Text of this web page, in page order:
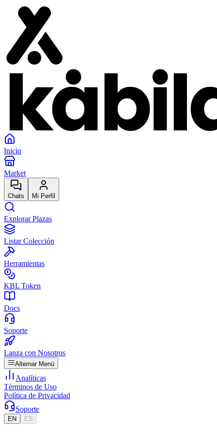
Inicio
Market
Chats Mi Perfil
Explorar Plazas
Listar Colección
Herramientas
KBL Token
Docs
Soporte
Lanza con Nosotros
Alternar Menú
Analíticas
Términos de Uso
Política de Privacidad
Soporte
EN ES